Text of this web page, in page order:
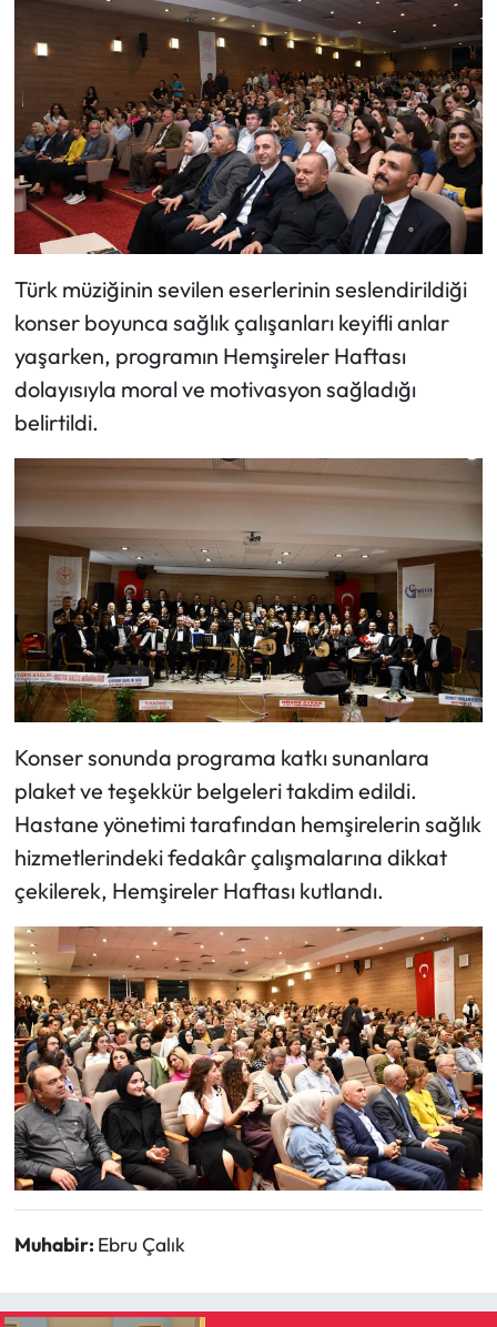
Türk müziğinin sevilen eserlerinin seslendirildiği
konser boyunca sağlık çalışanları keyifli anlar
yaşarken, programın Hemşireler Haftası
dolayısıyla moral ve motivasyon sağladığı
belirtildi.
Konser sonunda programa katkı sunanlara
plaket ve teşekkür belgeleri takdim edildi.
Hastane yönetimi tarafından hemşirelerin sağlık
hizmetlerindeki fedakâr çalışmalarına dikkat
çekilerek, Hemşireler Haftası kutlandı.
Muhabir: Ebru Çalık
Turizm
Uğurludağ Haberleri
Yaşam
Yayla Haber
Yemek Tarifleri
Yerel Haberler